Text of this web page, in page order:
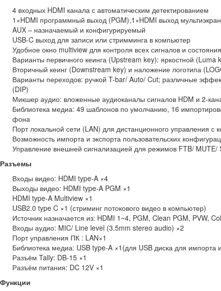
4 входных HDMI канала с автоматическим детектированием
1×HDMI программный выход (PGM),1×HDMI выход
AUX – назначаемый и конфигурируемый
USB-C выход для записи или стримминга в компьютер
Удобное окно multiview для контроля всех сигналов и
Варианты первичного кеинга (Upstream key): яркостной
Вторичный кеинг (Downstream key) и наложение логотипа
Варианты переходов: ручкой T-bar/ Auto/ Cut; различные
(DIP)
Микшер аудио: вложенные аудиоканалы сигналов HDM и 2-
Библиотека медиа: 49 шаблонов по умолчанию, 16
фона
Порт локальной сети (LAN) для дистанционного управления с
Возможность импорта и экспорта пользовательских
Управление внешней сигнализацией для режимов FTB/ MUTE/
Разъемы
Входы видео: HDMI type-A ×4
Выходы видео: HDMI type-A PGM ×1
HDMI type-A Multiview ×1
USB2.0 type C ×1 (стриминг потокового видео в компьютер)
Источник назначается из: HDMI 1~4, PGM, Clean PGM, PVW,
Входы аудио: MIC/ Line level (3.5mm stereo audio) ×2
Порт управления ПК : LAN×1
Библиотека медиа: USB type-A ×1(для USB диска для
Разъём Tally: DB-15 ×1
Разъём питания: DC 12V ×1
Функции